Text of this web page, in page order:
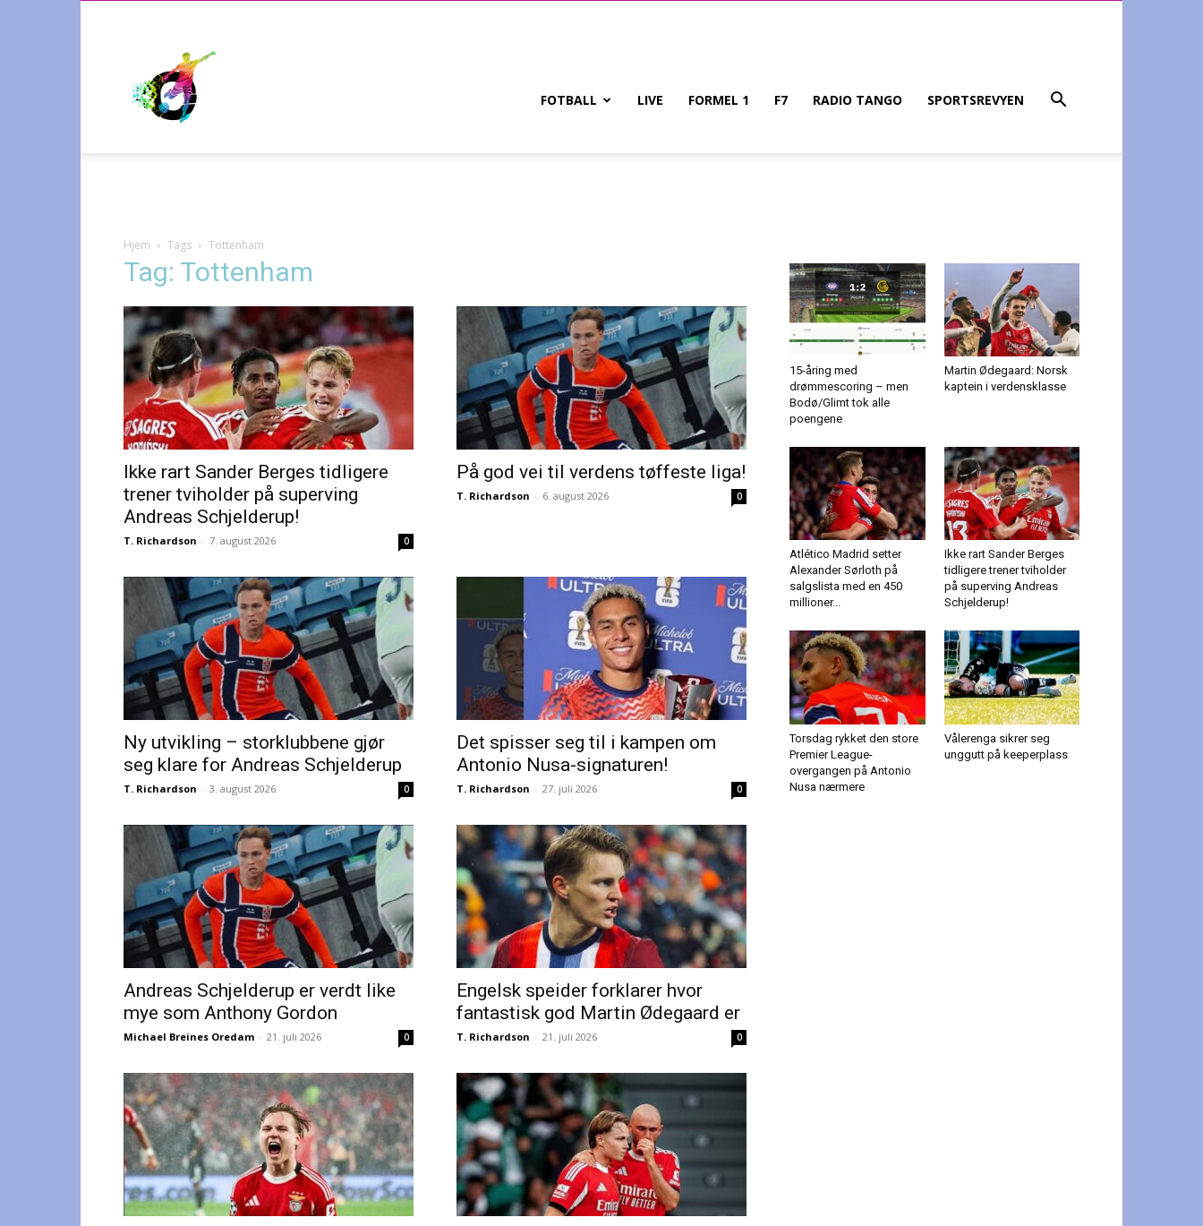
FOTBALL LIVE FORMEL 1 F7 RADIO TANGO SPORTSREVYEN
Hjem Tags Tottenham
Tag: Tottenham
Ikke rart Sander Berges tidligere
trener tviholder på superving
Andreas Schjelderup!
T. Richardson - 7. august 2026 0
På god vei til verdens tøffeste liga!
T. Richardson - 6. august 2026 0
Ny utvikling – storklubbene gjør
seg klare for Andreas Schjelderup
T. Richardson - 3. august 2026 0
Det spisser seg til i kampen om
Antonio Nusa-signaturen!
T. Richardson - 27. juli 2026 0
Andreas Schjelderup er verdt like
mye som Anthony Gordon
Michael Breines Oredam - 21. juli 2026 0
Engelsk speider forklarer hvor
fantastisk god Martin Ødegaard er
T. Richardson - 21. juli 2026 0
15-åring med
drømmescoring – men
Bodø/Glimt tok alle
poengene
Martin Ødegaard: Norsk
kaptein i verdensklasse
Atlético Madrid setter
Alexander Sørloth på
salgslista med en 450
millioner...
Ikke rart Sander Berges
tidligere trener tviholder
på superving Andreas
Schjelderup!
Torsdag rykket den store
Premier League-
overgangen på Antonio
Nusa nærmere
Vålerenga sikrer seg
unggutt på keeperplass